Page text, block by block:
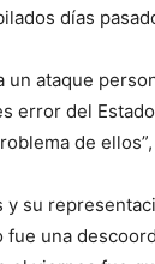
días
ataque
error del
de
su
una